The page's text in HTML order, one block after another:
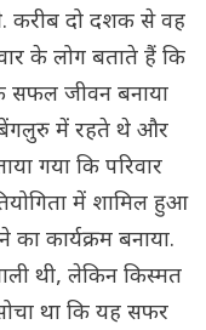
करीब दो दशक से वह
के लोग बताते हैं कि
जीवन बनाया
बेंगलुरु में रहते थे और
गया कि परिवार
में शामिल हुआ
कार्यक्रम बनाया.
थी, लेकिन किस्मत
था कि यह सफर